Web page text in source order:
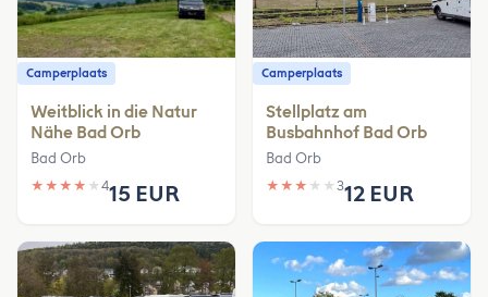
Camperplaats
Weitblick in die Natur
Nähe Bad Orb
Bad Orb
★ ★ ★ ★ ★ 415 EUR
Camperplaats
Stellplatz am
Busbahnhof Bad Orb
Bad Orb
★ ★ ★ ★ ★ 312 EUR